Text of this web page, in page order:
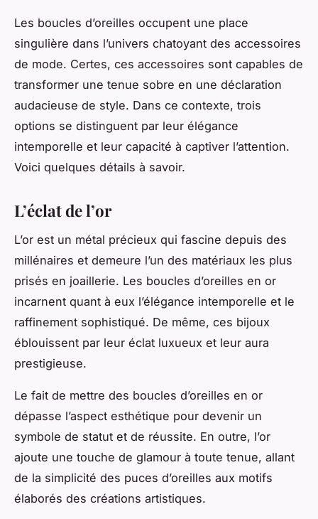
Les boucles d’oreilles occupent une place
singulière dans l’univers chatoyant des accessoires
de mode. Certes, ces accessoires sont capables de
transformer une tenue sobre en une déclaration
audacieuse de style. Dans ce contexte, trois
options se distinguent par leur élégance
intemporelle et leur capacité à captiver l’attention.
Voici quelques détails à savoir.
L’éclat de l’or
L’or est un métal précieux qui fascine depuis des
millénaires et demeure l’un des matériaux les plus
prisés en joaillerie. Les boucles d’oreilles en or
incarnent quant à eux l’élégance intemporelle et le
raffinement sophistiqué. De même, ces bijoux
éblouissent par leur éclat luxueux et leur aura
prestigieuse.
Le fait de mettre des boucles d’oreilles en or
dépasse l’aspect esthétique pour devenir un
symbole de statut et de réussite. En outre, l’or
ajoute une touche de glamour à toute tenue, allant
de la simplicité des puces d’oreilles aux motifs
élaborés des créations artistiques.